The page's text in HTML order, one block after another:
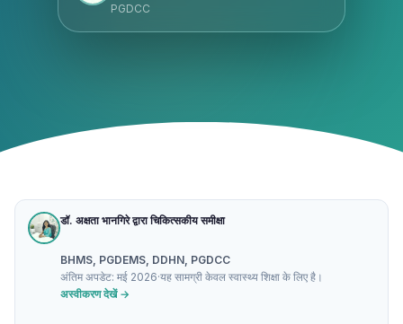
PGDCC
डॉ. अक्षता भानगिरे द्वारा चिकित्सकीय समीक्षा
BHMS, PGDEMS, DDHN, PGDCC
अंतिम अपडेट: मई 2026·यह सामग्री केवल स्वास्थ्य शिक्षा के लिए है।
अस्वीकरण देखें →